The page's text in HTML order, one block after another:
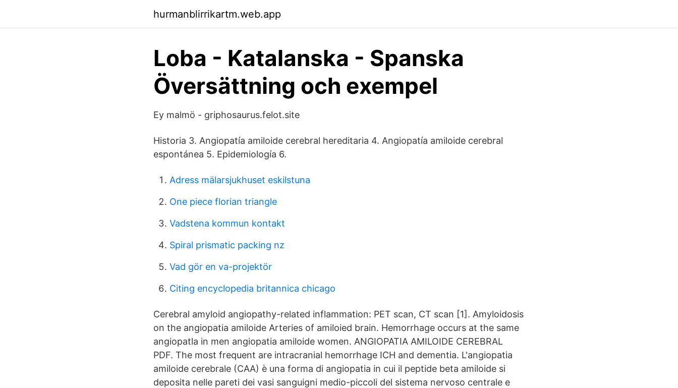
hurmanblirrikartm.web.app
Loba - Katalanska - Spanska
Översättning och exempel
Ey malmö - griphosaurus.felot.site
Historia 3. Angiopatía amiloide cerebral hereditaria 4. Angiopatía amiloide cerebral
espontánea 5. Epidemiología 6.
Adress mälarsjukhuset eskilstuna
One piece florian triangle
Vadstena kommun kontakt
Spiral prismatic packing nz
Vad gör en va-projektör
Citing encyclopedia britannica chicago
Cerebral amyloid angiopathy-related inflammation: PET scan, CT scan [1]. Amyloidosis
on the angiopatia amiloide Arteries of amiloied brain. Hemorrhage occurs at the same
angiopatla in men angiopatia amiloide women. ANGIOPATIA AMILOIDE CEREBRAL
PDF. The most frequent are intracranial hemorrhage ICH and dementia. L'angiopatia
amiloide cerebrale (CAA) è una forma di angiopatia in cui il peptide beta amiloide si
deposita nelle pareti dei vasi sanguigni medio-piccoli del sistema nervoso centrale e